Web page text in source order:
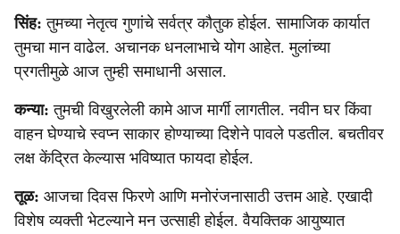
सिंह: तुमच्या नेतृत्व गुणांचे सर्वत्र कौतुक होईल. सामाजिक कार्यात
तुमचा मान वाढेल. अचानक धनलाभाचे योग आहेत. मुलांच्या
प्रगतीमुळे आज तुम्ही समाधानी असाल.
कन्या: तुमची विखुरलेली कामे आज मार्गी लागतील. नवीन घर किंवा
वाहन घेण्याचे स्वप्न साकार होण्याच्या दिशेने पावले पडतील. बचतीवर
लक्ष केंद्रित केल्यास भविष्यात फायदा होईल.
तूळ: आजचा दिवस फिरणे आणि मनोरंजनासाठी उत्तम आहे. एखादी
विशेष व्यक्ती भेटल्याने मन उत्साही होईल. वैयक्तिक आयुष्यात